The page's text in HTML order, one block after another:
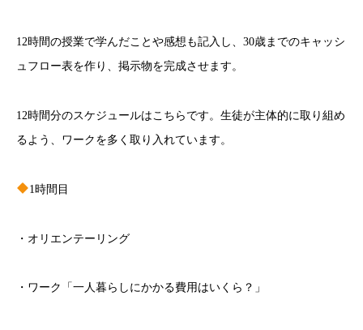
12時間の授業で学んだことや感想も記入し、30歳までのキャッシ
ュフロー表を作り、掲示物を完成させます。
12時間分のスケジュールはこちらです。生徒が主体的に取り組め
るよう、ワークを多く取り入れています。
1時間目
・オリエンテーリング
・ワーク「一人暮らしにかかる費用はいくら？」